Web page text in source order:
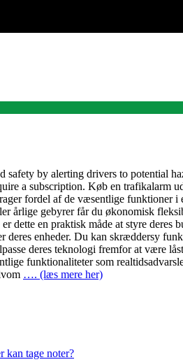
by alerting drivers to potential
a subscription. Køb en trafikalarm
fordel af de væsentlige funktioner
årlige gebyrer får du økonomisk
dette en praktisk måde at styre
deres enheder. Du kan skræddersy
deres teknologi fremfor at være
funktionaliteter som
…. (læs mere her)
kan tage noter?